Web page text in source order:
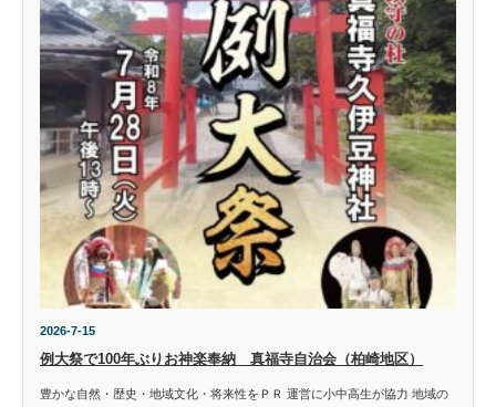
2026-7-15
例大祭で100年ぶりお神楽奉納 真福寺自治会（柏崎地区）
豊かな自然・歴史・地域文化・将来性をＰＲ 運営に小中高生が協力 地域の